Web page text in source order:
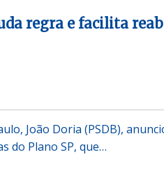
regra e facilita
João Doria (PSDB),
do Plano SP, que…